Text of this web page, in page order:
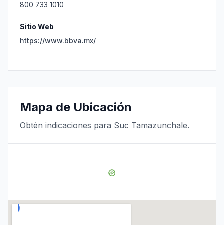
800 733 1010
Sitio Web
https://www.bbva.mx/
Mapa de Ubicación
Obtén indicaciones para Suc Tamazunchale.